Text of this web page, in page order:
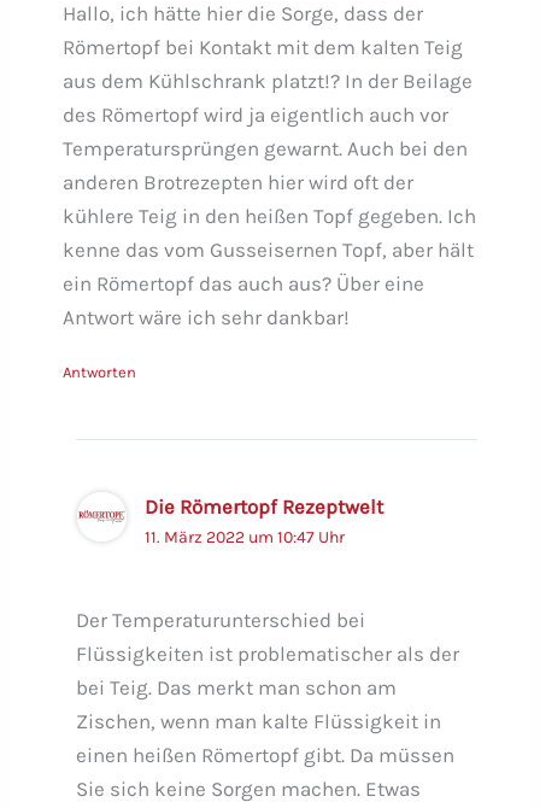
Hallo, ich hätte hier die Sorge, dass der
Römertopf bei Kontakt mit dem kalten Teig
aus dem Kühlschrank platzt!? In der Beilage
des Römertopf wird ja eigentlich auch vor
Temperatursprüngen gewarnt. Auch bei den
anderen Brotrezepten hier wird oft der
kühlere Teig in den heißen Topf gegeben. Ich
kenne das vom Gusseisernen Topf, aber hält
ein Römertopf das auch aus? Über eine
Antwort wäre ich sehr dankbar!
Antworten
Die Römertopf Rezeptwelt
11. März 2022 um 10:47 Uhr
Der Temperaturunterschied bei
Flüssigkeiten ist problematischer als der
bei Teig. Das merkt man schon am
Zischen, wenn man kalte Flüssigkeit in
einen heißen Römertopf gibt. Da müssen
Sie sich keine Sorgen machen. Etwas